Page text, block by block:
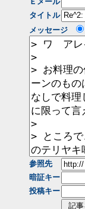
タイトル
メッセージ
参照先
暗証キー
投稿キー